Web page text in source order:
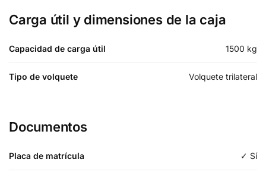
Carga útil y dimensiones de la caja
Capacidad de carga útil 1500 kg
Tipo de volquete Volquete trilateral
Documentos
Placa de matrícula ✓ Sí